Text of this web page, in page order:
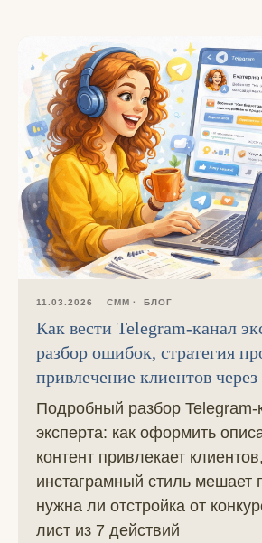
11.03.2026 СММ БЛОГ
Как вести Telegram-канал
разбор ошибок, стратегия
привлечение клиентов через
Подробный разбор Telegram-
эксперта: как оформить
контент привлекает
инстаграмный стиль мешает
нужна ли отстройка от
лист из 7 действий